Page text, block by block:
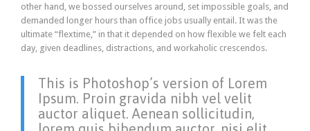
other hand, we bossed ourselves around, set impossible goals, and
demanded longer hours than office jobs usually entail. It was the
ultimate “flextime,” in that it depended on how flexible we felt each
day, given deadlines, distractions, and workaholic crescendos.
This is Photoshop’s version of Lorem
Ipsum. Proin gravida nibh vel velit
auctor aliquet. Aenean sollicitudin,